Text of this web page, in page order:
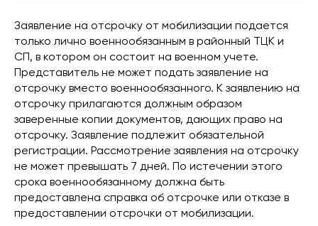
Заявление на отсрочку от мобилизации подается
только лично военнообязанным в районный ТЦК и
СП, в котором он состоит на военном учете.
Представитель не может подать заявление на
отсрочку вместо военнообязанного. К заявлению на
отсрочку прилагаются должным образом
заверенные копии документов, дающих право на
отсрочку. Заявление подлежит обязательной
регистрации. Рассмотрение заявления на отсрочку
не может превышать 7 дней. По истечении этого
срока военнообязанному должна быть
предоставлена ​​справка об отсрочке или отказе в
предоставлении отсрочки от мобилизации.